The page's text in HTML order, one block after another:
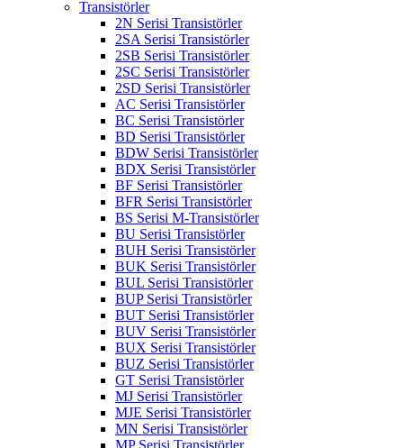
Transistörler
2N Serisi Transistörler
2SA Serisi Transistörler
2SB Serisi Transistörler
2SC Serisi Transistörler
2SD Serisi Transistörler
AC Serisi Transistörler
BC Serisi Transistörler
BD Serisi Transistörler
BDW Serisi Transistörler
BDX Serisi Transistörler
BF Serisi Transistörler
BFR Serisi Transistörler
BS Serisi M-Transistörler
BU Serisi Transistörler
BUH Serisi Transistörler
BUK Serisi Transistörler
BUL Serisi Transistörler
BUP Serisi Transistörler
BUT Serisi Transistörler
BUV Serisi Transistörler
BUX Serisi Transistörler
BUZ Serisi Transistörler
GT Serisi Transistörler
MJ Serisi Transistörler
MJE Serisi Transistörler
MN Serisi Transistörler
MP Serisi Transistörler